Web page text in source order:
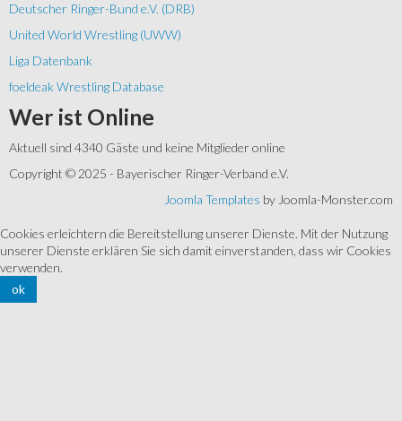
Deutscher Ringer-Bund e.V. (DRB)
United World Wrestling (UWW)
Liga Datenbank
foeldeak Wrestling Database
Wer ist Online
Aktuell sind 4340 Gäste und keine Mitglieder online
Copyright © 2025 - Bayerischer Ringer-Verband e.V.
Joomla Templates by Joomla-Monster.com
Cookies erleichtern die Bereitstellung unserer Dienste. Mit der Nutzung
unserer Dienste erklären Sie sich damit einverstanden, dass wir Cookies
verwenden.
ok